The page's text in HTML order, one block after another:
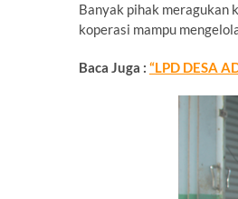
Banyak pihak meragukan
koperasi mampu
Baca Juga : “LPD DESA